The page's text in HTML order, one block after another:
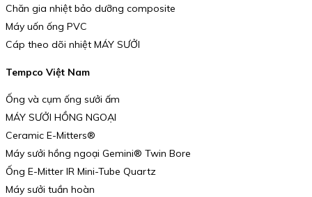
Chăn gia nhiệt bảo dưỡng composite
Máy uốn ống PVC
Cáp theo dõi nhiệt MÁY SƯỞI
Tempco Việt Nam
Ống và cụm ống sưởi ấm
MÁY SƯỞI HỒNG NGOẠI
Ceramic E-Mitters®
Máy sưởi hồng ngoại Gemini® Twin Bore
Ống E-Mitter IR Mini-Tube Quartz
Máy sưởi tuần hoàn